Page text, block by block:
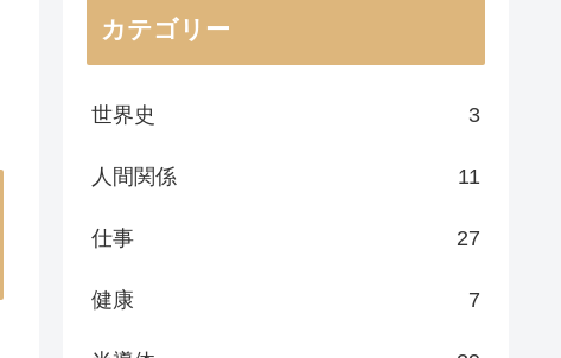
カテゴリー
世界史 3
人間関係 11
仕事 27
健康 7